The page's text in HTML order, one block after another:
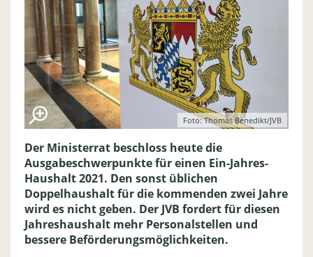
Foto: Thomas Benedikt/JVB
Der Ministerrat beschloss heute die
Ausgabeschwerpunkte für einen Ein-Jahres-
Haushalt 2021. Den sonst üblichen
Doppelhaushalt für die kommenden zwei Jahre
wird es nicht geben. Der JVB fordert für diesen
Jahreshaushalt mehr Personalstellen und
bessere Beförderungsmöglichkeiten.